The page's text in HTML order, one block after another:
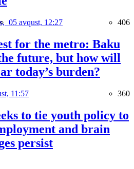
05 avqust, 12:27 406
for the metro: Baku
future, but how will
today’s burden?
11:57 360
to tie youth policy to
and brain
persist